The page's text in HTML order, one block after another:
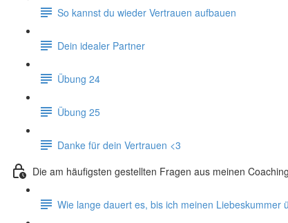
So kannst du wieder Vertrauen aufbauen
Dein idealer Partner
Übung 24
Übung 25
Danke für dein Vertrauen <3
Die am häufigsten gestellten Fragen aus meinen
Wie lange dauert es, bis ich meinen Liebeskummer